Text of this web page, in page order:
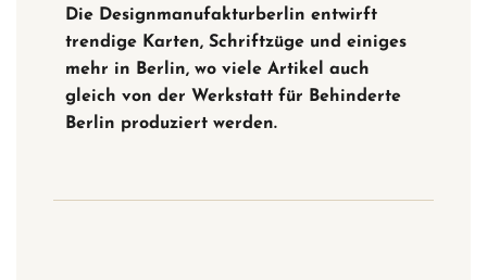
Die Designmanufakturberlin entwirft
trendige Karten, Schriftzüge und einiges
mehr in Berlin, wo viele Artikel auch
gleich von der Werkstatt für Behinderte
Berlin produziert werden.